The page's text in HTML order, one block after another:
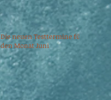
Die neuen Testtermine für
den Monat Juni